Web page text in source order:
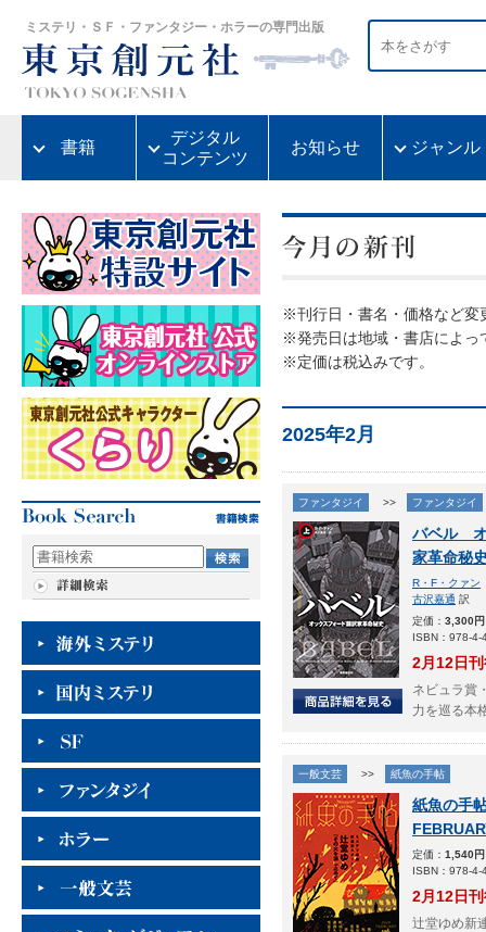
ミステリ・ＳＦ・ファンタジー・ホラーの専門出版
書籍
デジタル
コンテンツ
お知らせ ジャンル
※刊行日・書名・価格など変
※発売日は地域・書店によっ
※定価は税込みです。
2025年2月
ファンタジイ >> ファンタジイ
バベル オ
家革命秘
R・F・クァン
古沢嘉通 訳
定価： 3,300円
ISBN：978-
2月12日
ネビュラ賞
力を巡る本
一般文芸 >> 紙魚の手帖
紙魚の
定価： 1,540円
ISBN：978-
2月12日
辻堂ゆめ新